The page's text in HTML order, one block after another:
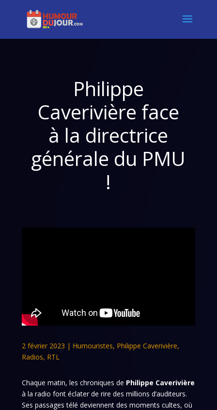
Philippe
Caverivière face
à la directrice
générale du PMU
!
2 février 2023 | Humouristes, Philippe Caverivière,
Radios, RTL
Chaque matin, les chroniques de Philippe Caverivière
à la radio font éclater de rire des millions d’auditeurs.
Ses passages télé deviennent des moments cultes, où